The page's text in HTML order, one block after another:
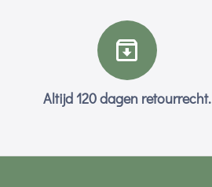
Altijd 120 dagen retourrecht.